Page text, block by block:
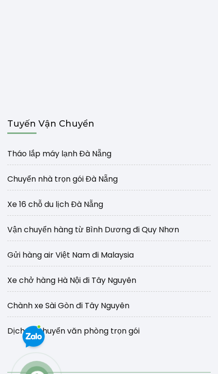
Tuyến Vận Chuyển
Tháo lắp máy lạnh Đà Nẵng
Chuyển nhà trọn gói Đà Nẵng
Xe 16 chỗ du lịch Đà Nẵng
Vận chuyển hàng từ Bình Dương đi Quy Nhơn
Gửi hàng air Việt Nam đi Malaysia
Xe chở hàng Hà Nội đi Tây Nguyên
Chành xe Sài Gòn đi Tây Nguyên
Dịch vụ chuyển văn phòng trọn gói